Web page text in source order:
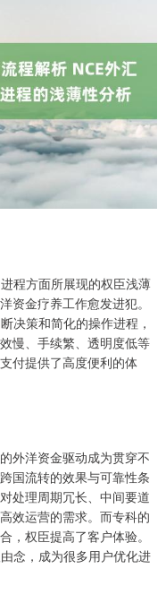
程方面所展现的权臣浅薄
资金疗养工作愈发进犯。
决策和简化的操作进程，
慢、手续繁、透明度低等
付提供了高度便利的体
外洋资金驱动成为贯穿不
国流转的效果与可靠性条
处理周期冗长、中间要道
效运营的需求。而专科的
，权臣提高了客户体验。
念，成为很多用户优化进